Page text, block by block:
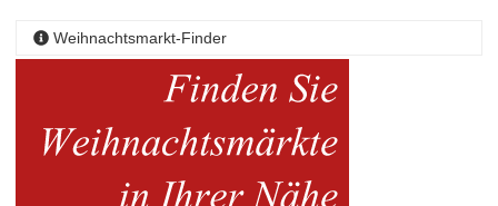
Weihnachtsmarkt-Finder